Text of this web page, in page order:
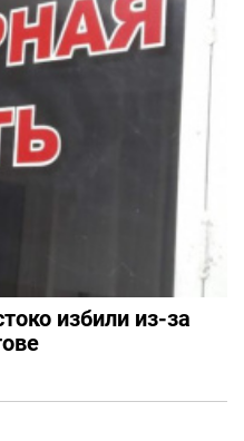
избили из-за